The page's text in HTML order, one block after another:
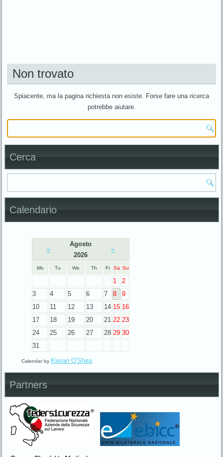
Non trovato
Spiacente, ma la pagina richiesta non esiste. Forse fare una ricerca
potrebbe aiutare.
Cerca
Calendario
«
Agosto
2026
»
Mo Tu We Th Fr Sa Su
1
2
3
4 5 6 7 8
9
10
11 12 13 14 15 16
17
18 19 20 21 22 23
24
25 26 27 28 29 30
31
Calendar by Kieran O'Shea
Partners